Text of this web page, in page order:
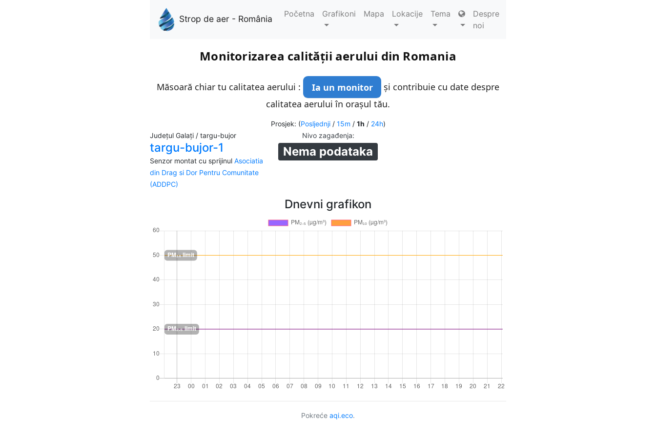
Strop de aer - România Početna Grafikoni Mapa Lokacije Tema
Despre
noi
Monitorizarea calității aerului din Romania
Măsoară chiar tu calitatea aerului : Ia un monitor
și contribuie cu date despre
calitatea aerului în orașul tău.
Prosjek: (Posljednji/ 15m / 1h / 24h)
Județul Galați / targu-bujor
targu-bujor-1
Senzor montat cu sprijinul Asociatia
din Drag si Dor Pentru Comunitate
(ADDPC)
Nivo zagađenja:
Nema podataka
Dnevni grafikon
Pokreće aqi.eco.